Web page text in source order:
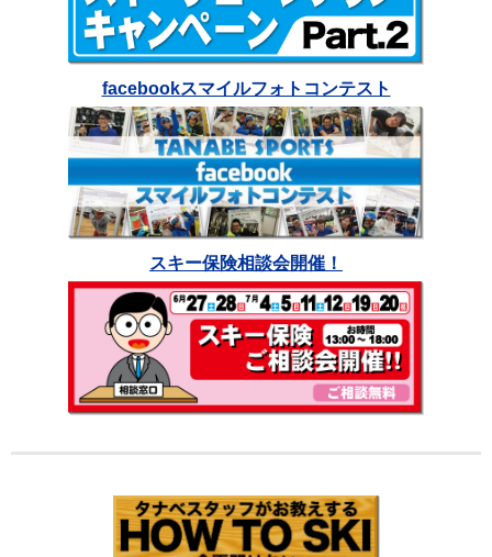
facebookスマイルフォトコンテスト
スキー保険相談会開催！